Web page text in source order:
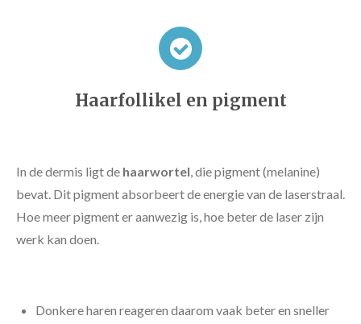
Haarfollikel en pigment
In de dermis ligt de haarwortel, die pigment (melanine)
bevat. Dit pigment absorbeert de energie van de laserstraal.
Hoe meer pigment er aanwezig is, hoe beter de laser zijn
werk kan doen.
Donkere haren reageren daarom vaak beter en sneller